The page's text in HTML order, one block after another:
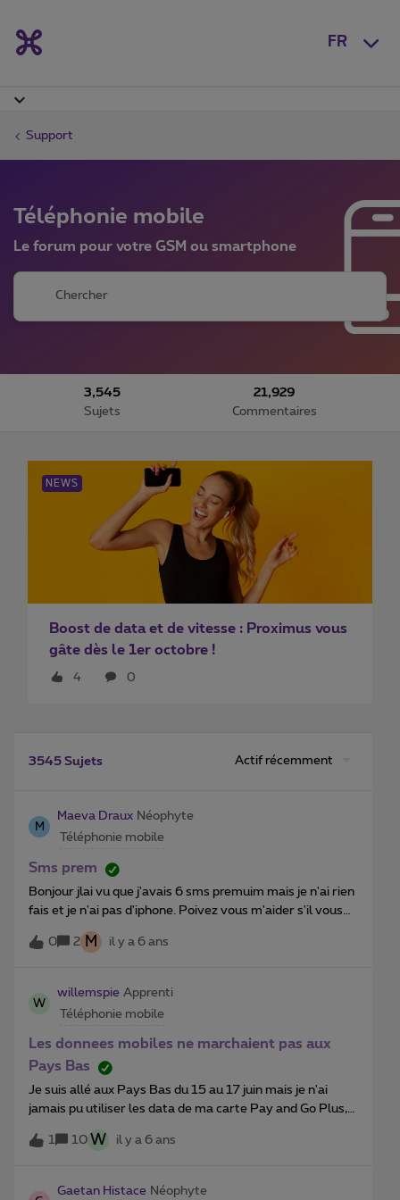
FR
Support
Téléphonie mobile
Le forum pour votre GSM ou smartphone
3,545
Sujets
21,929
Commentaires
NEWS
Boost de data et de vitesse : Proximus vous
gâte dès le 1er octobre !
4 0
3545 Sujets Actif récemment
M
Maeva Draux Néophyte
Téléphonie mobile
Sms prem
Bonjour jlai vu que j'avais 6 sms premuim mais je n'ai rien
fais et je n'ai pas d'iphone. Poivez vous m'aider s'il vous
plaît ? Merci
0
2 M il y a 6 ans
W
willemspie Apprenti
Téléphonie mobile
Les donnees mobiles ne marchaient pas aux
Pays Bas
Je suis allé aux Pays Bas du 15 au 17 juin mais je n'ai
jamais pu utiliser les data de ma carte Pay and Go Plus,
1
10 W il y a 6 ans
Gaetan Histace Néophyte